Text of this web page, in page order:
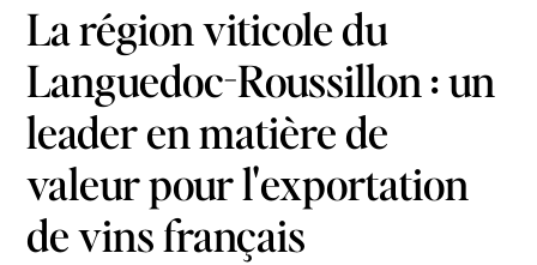
La région viticole du
Languedoc-Roussillon : un
leader en matière de
valeur pour l'exportation
de vins français